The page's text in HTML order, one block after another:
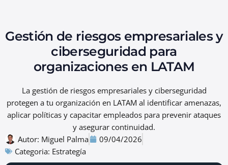
Gestión de riesgos empresariales y
ciberseguridad para
organizaciones en LATAM
La gestión de riesgos empresariales y ciberseguridad
protegen a tu organización en LATAM al identificar amenazas,
aplicar políticas y capacitar empleados para prevenir ataques
y asegurar continuidad.
Autor: Miguel Palma
09/04/2026
Categoria: Estrategía